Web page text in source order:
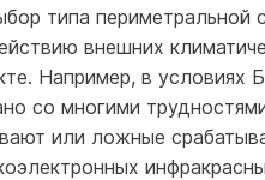
типа периметральной
внешних
Например, в условиях
со многими
или ложные